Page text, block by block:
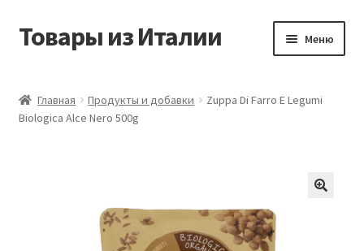
Перейти
Перейти
Товары из Италии Меню
Виды доставки
Главная Продукты и добавки
Zuppa Di Farro E Legumi
Biologica Alce Nero 500g